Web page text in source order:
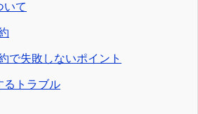
いて
で失敗しないポイント
るトラブル